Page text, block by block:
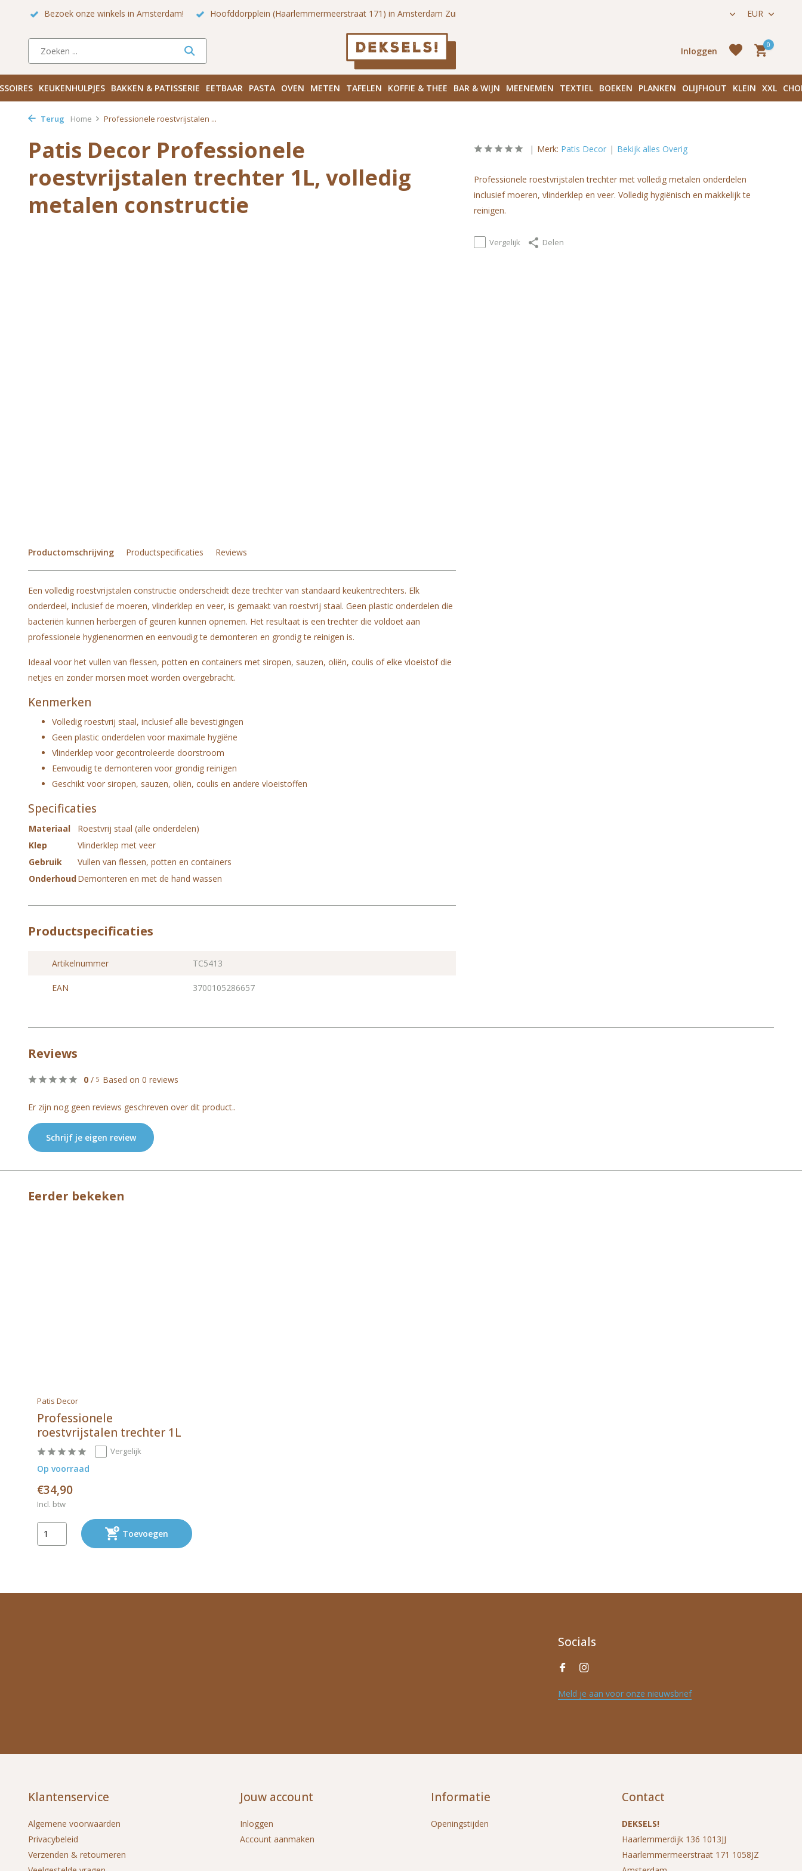
Bezoek onze winkels in Amsterdam! Hoofddorpplein (Haarlemmermeerstraat 171) in Amsterdam Zuid EUR
Inloggen
0
KEUKENHULPJES BAKKEN & PATISSERIE EETBAAR PASTA OVEN METEN TAFELEN KOFFIE & THEE BAR & WIJN MEENEMEN TEXTIEL BOEKEN PLANKEN OLIJFHOUT KLEIN XXL
Terug Home Professionele roestvrijstalen ...
Patis Decor Professionele
roestvrijstalen trechter 1L, volledig
metalen constructie
Productomschrijving Productspecificaties Reviews
Een volledig roestvrijstalen constructie onderscheidt deze trechter van standaard keukentrechters. Elk
onderdeel, inclusief de moeren, vlinderklep en veer, is gemaakt van roestvrij staal. Geen plastic onderdelen die
bacteriën kunnen herbergen of geuren kunnen opnemen. Het resultaat is een trechter die voldoet aan
professionele hygienenormen en eenvoudig te demonteren en grondig te reinigen is.
Ideaal voor het vullen van flessen, potten en containers met siropen, sauzen, oliën, coulis of elke vloeistof die
netjes en zonder morsen moet worden overgebracht.
Kenmerken
Volledig roestvrij staal, inclusief alle bevestigingen
Geen plastic onderdelen voor maximale hygiëne
Vlinderklep voor gecontroleerde doorstroom
Eenvoudig te demonteren voor grondig reinigen
Geschikt voor siropen, sauzen, oliën, coulis en andere vloeistoffen
Specificaties
Materiaal
Roestvrij staal (alle onderdelen)
Klep
Vlinderklep met veer
Gebruik
Vullen van flessen, potten en containers
OnderhoudDemonteren en met de hand wassen
Productspecificaties
Artikelnummer TC5413
EAN 3700105286657
Merk: Patis Decor Bekijk alles Overig
Professionele roestvrijstalen trechter met volledig metalen onderdelen
inclusief moeren, vlinderklep en veer. Volledig hygiënisch en makkelijk te
reinigen.
Vergelijk Delen
Reviews
0 / 5 Based on 0 reviews
Er zijn nog geen reviews geschreven over dit product..
Schrijf je eigen review
Eerder bekeken
Patis Decor
Professionele
roestvrijstalen trechter 1L
Vergelijk
Op voorraad
€34,90
Incl. btw
Toevoegen
Socials
Meld je aan voor onze nieuwsbrief
Klantenservice
Algemene voorwaarden
Privacybeleid
Verzenden & retourneren
Jouw account
Inloggen
Account aanmaken
Informatie
Openingstijden
Contact
DEKSELS!
Haarlemmerdijk 136 1013JJ
Haarlemmermeerstraat 171 1058JZ